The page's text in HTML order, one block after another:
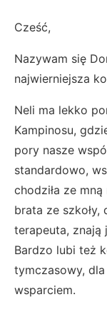
Cześć,
Nazywam się
najwierniejsza
Neli ma lekko
Kampinosu,
pory nasze
standardowo,
chodziła ze
brata ze szkoły,
terapeuta, znają
Bardzo lubi też
tymczasowy,
wsparciem.